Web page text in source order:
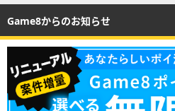
Game8からのお知らせ